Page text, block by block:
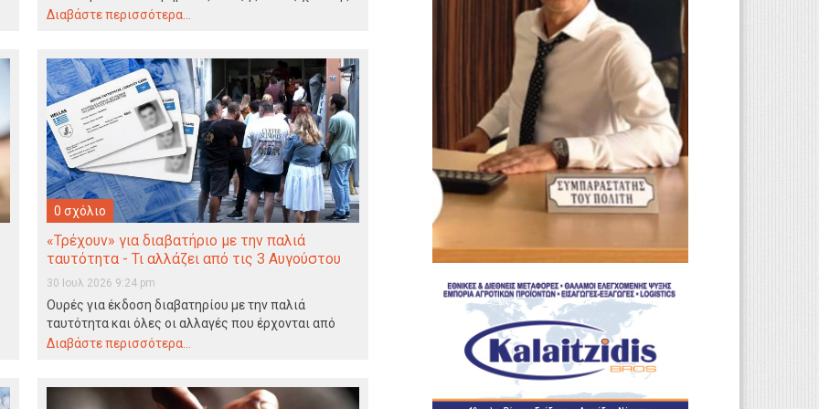
Εγκλημάτων Αλεξάνδρειας, τηλεφωνικές απάτες…
Διαβάστε περισσότερα...
0 σχόλιο
«Τρέχουν» για διαβατήριο με την παλιά
ταυτότητα - Τι αλλάζει από τις 3 Αυγούστου
30 Ιουλ 2026 9:24 pm
Ουρές για έκδοση διαβατηρίου με την παλιά
ταυτότητα και όλες οι αλλαγές που έρχονται από
τις…
Διαβάστε περισσότερα...